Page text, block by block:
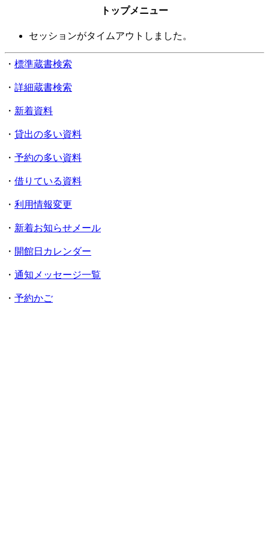
トップメニュー
セッションがタイムアウトしました。
・ 標準蔵書検索
・ 詳細蔵書検索
・ 新着資料
・ 貸出の多い資料
・ 予約の多い資料
・ 借りている資料
・ 利用情報変更
・ 新着お知らせメール
・ 開館日カレンダー
・ 通知メッセージ一覧
・ 予約かご